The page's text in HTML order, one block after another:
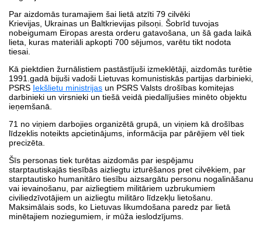
Par aizdomās turamajiem šai lietā atzīti 79 cilvēki
Krievijas, Ukrainas un Baltkrievijas pilsoņi. Šobrīd tuvojas
nobeigumam Eiropas aresta orderu gatavošana, un šā gada laikā
lieta, kuras materiāli apkopti 700 sējumos, varētu tikt nodota
tiesai.
Kā piektdien žurnālistiem pastāstījuši izmeklētāji, aizdomās turētie
1991.gadā bijuši vadoši Lietuvas komunistiskās partijas darbinieki,
PSRS Iekšlietu ministrijas un PSRS Valsts drošības komitejas
darbinieki un virsnieki un tiešā veidā piedalījušies minēto objektu
ieņemšanā.
71 no viņiem darbojies organizētā grupā, un viņiem kā drošības
līdzeklis noteikts apcietinājums, informācija par pārējiem vēl tiek
precizēta.
Šīs personas tiek turētas aizdomās par iespējamu
starptautiskajās tiesībās aizliegtu izturēšanos pret cilvēkiem, par
starptautisko humanitāro tiesību aizsargātu personu nogalināšanu
vai ievainošanu, par aizliegtiem militāriem uzbrukumiem
civiliedzīvotājiem un aizliegtu militāro līdzekļu lietošanu.
Maksimālais sods, ko Lietuvas likumdošana paredz par lietā
minētajiem noziegumiem, ir mūža ieslodzījums.